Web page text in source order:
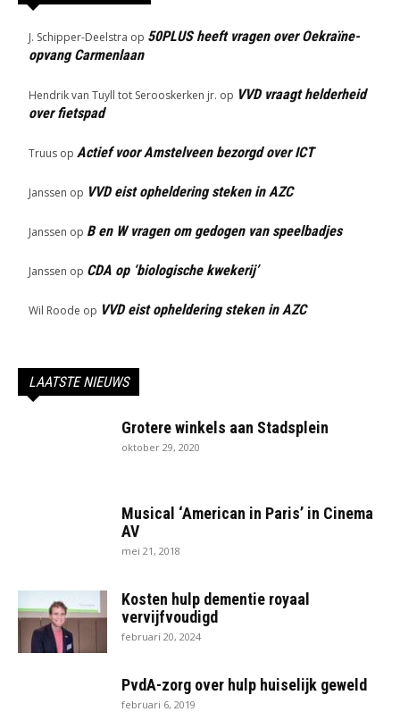
J. Schipper-Deelstra op 50PLUS heeft vragen over Oekraïne-
opvang Carmenlaan
Hendrik van Tuyll tot Serooskerken jr. op VVD vraagt helderheid
over fietspad
Truus op Actief voor Amstelveen bezorgd over ICT
Janssen op VVD eist opheldering steken in AZC
Janssen op B en W vragen om gedogen van speelbadjes
Janssen op CDA op ‘biologische kwekerij’
Wil Roode op VVD eist opheldering steken in AZC
LAATSTE NIEUWS
Grotere winkels aan Stadsplein
oktober 29, 2020
Musical ‘American in Paris’ in Cinema
AV
mei 21, 2018
Kosten hulp dementie royaal
vervijfvoudigd
februari 20, 2024
PvdA-zorg over hulp huiselijk geweld
februari 6, 2019